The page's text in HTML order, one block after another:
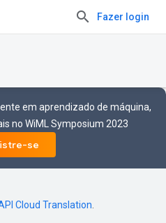
Fazer login
em aprendizado de máquina,
no WiML Symposium 2023
se
Cloud Translation